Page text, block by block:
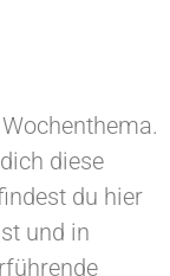
diese
du hier
und in